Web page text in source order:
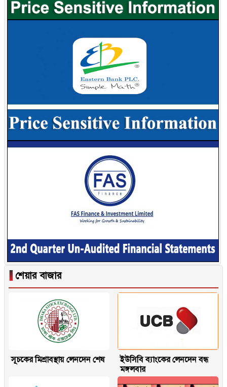
▐ শেয়ার বাজার
সূচকের মিশ্রাবস্থায় লেনদেন শেষ
ইউসিবি ব্যাংকের লেনদেন বন্ধ
মঙ্গলবার